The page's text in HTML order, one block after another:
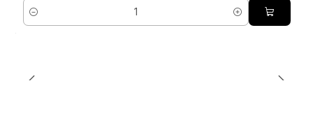
Cantidad